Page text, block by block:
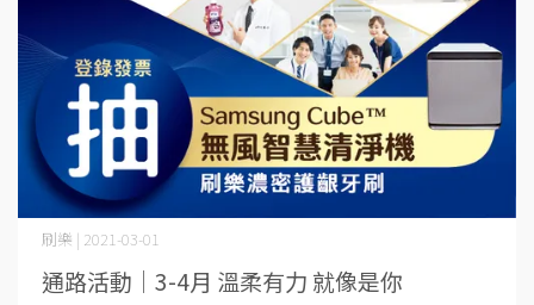
通路活動│3-4月 溫柔有力 就像是你
刷樂 | 2021-03-01